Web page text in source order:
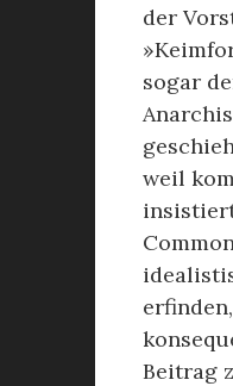
der
sogar
weil
Beitrag